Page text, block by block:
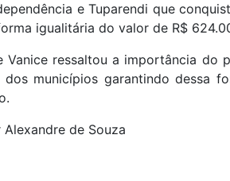
e Tuparendi que
igualitária do valor de R$
Vanice ressaltou a importância do
dos municípios garantindo dessa
de Souza